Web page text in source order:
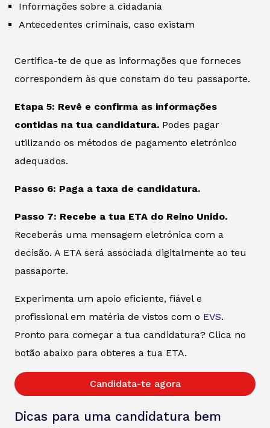
Informações sobre a cidadania
Antecedentes criminais, caso existam
Certifica-te de que as informações que forneces
correspondem às que constam do teu passaporte.
Etapa 5: Revê e confirma as informações
contidas na tua candidatura. Podes pagar
utilizando os métodos de pagamento eletrónico
adequados.
Passo 6: Paga a taxa de candidatura.
Passo 7: Recebe a tua ETA do Reino Unido.
Receberás uma mensagem eletrónica com a
decisão. A ETA será associada digitalmente ao teu
passaporte.
Experimenta um apoio eficiente, fiável e
profissional em matéria de vistos com o EVS.
Pronto para começar a tua candidatura? Clica no
botão abaixo para obteres a tua ETA.
Candidata-te agora
Dicas para uma candidatura bem